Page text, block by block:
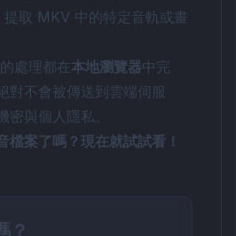
提取 MKV 中的特定音軌或畫
處理都在本地瀏覽器中完
對不會被傳送到雲端伺服
密與個人隱私。
檔案了嗎？現在就試試看！
？